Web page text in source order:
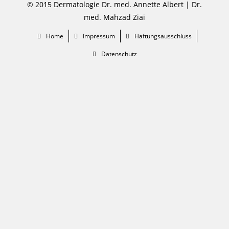
© 2015 Dermatologie Dr. med. Annette Albert | Dr.
med. Mahzad Ziai
Home Impressum Haftungsausschluss
Datenschutz